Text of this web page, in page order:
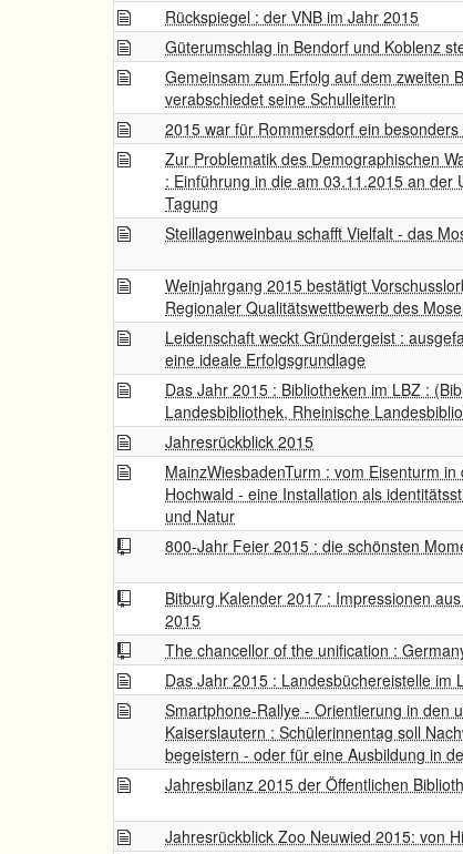
Rückspiegel : der VNB im Jahr 2015
Güterumschlag in Bendorf und Koblenz
Gemeinsam zum Erfolg auf dem zweiten
verabschiedet seine Schulleiterin
2015 war für Rommersdorf ein
Zur Problematik des Demographischen
: Einführung in die am 03.11.2015 an der
Tagung
Steillagenweinbau schafft Vielfalt - das
Weinjahrgang 2015 bestätigt
Regionaler Qualitätswettbewerb des
Leidenschaft weckt Gründergeist :
eine ideale Erfolgsgrundlage
Das Jahr 2015 : Bibliotheken im LBZ :
Landesbibliothek, Rheinische
Jahresrückblick 2015
MainzWiesbadenTurm : vom Eisenturm
Hochwald - eine Installation als
und Natur
800-Jahr Feier 2015 : die schönsten
Bitburg Kalender 2017 : Impressionen
2015
The chancellor of the unification :
Das Jahr 2015 : Landesbüchereistelle im
Smartphone-Rallye - Orientierung in den
Kaiserslautern : Schülerinnentag soll
begeistern - oder für eine Ausbildung in
Jahresbilanz 2015 der Öffentlichen
Jahresrückblick Zoo Neuwied 2015: von